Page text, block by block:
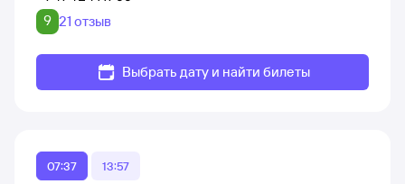
9 21 отзыв
Выбрать дату и найти билеты
07:37 13:57